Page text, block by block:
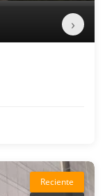
›
Reciente